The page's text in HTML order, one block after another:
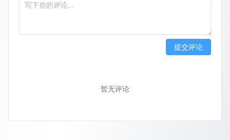
提交评论
暂无评论